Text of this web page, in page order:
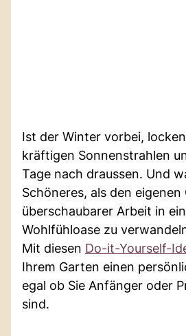
Ist der Winter vorbei,
kräftigen Sonnenstrahlen
Tage nach draussen. Und
Schöneres, als den
überschaubarer Arbeit in
Wohlfühloase zu
Mit diesen Do-it-Yourself-
Ihrem Garten einen
egal ob Sie Anfänger oder
sind.